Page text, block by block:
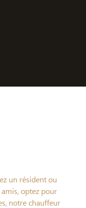
un résident ou
optez pour
notre chauffeur